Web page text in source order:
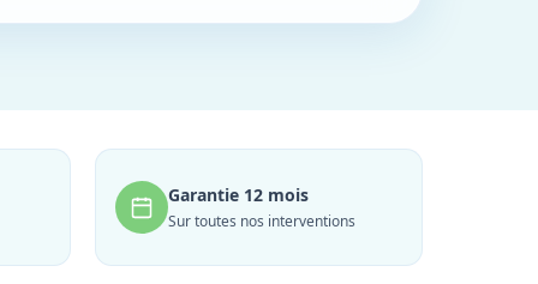
Garantie 12 mois
Sur toutes nos interventions